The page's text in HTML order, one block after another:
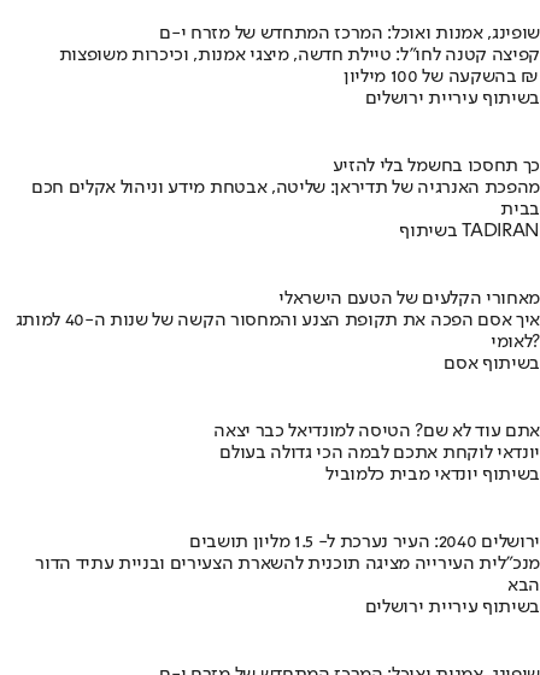
שופינג, אמנות ואוכל: המרכז המתחדש של מזרח י-ם
קפיצה קטנה לחו"ל: טיילת חדשה, מיצגי אמנות, וכיכרות משופצות
בהשקעה של 100 מיליון ₪
בשיתוף עיריית ירושלים
כך תחסכו בחשמל בלי להזיע
מהפכת האנרגיה של תדיראן: שליטה, אבטחת מידע וניהול אקלים חכם
בבית
בשיתוף TADIRAN
מאחורי הקלעים של הטעם הישראלי
איך אסם הפכה את תקופת הצנע והמחסור הקשה של שנות ה-40 למותג
לאומי?
בשיתוף אסם
אתם עוד לא שם? הטיסה למונדיאל כבר יצאה
יונדאי לוקחת אתכם לבמה הכי גדולה בעולם
בשיתוף יונדאי מבית כלמוביל
ירושלים 2040: העיר נערכת ל- 1.5 מליון תושבים
מנכ"לית העירייה מציגה תוכנית להשארת הצעירים ובניית עתיד הדור
הבא
בשיתוף עיריית ירושלים